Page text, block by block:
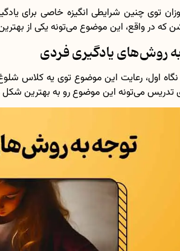
توی چنین شرایطی انگیزه خاصی برای
که در واقع، این موضوع می‌تونه یکی از
روش‌های یادگیری فردی
نگاه اول، رعایت این موضوع توی یه کلاس
می‌تونه این موضوع رو به بهترین شکل